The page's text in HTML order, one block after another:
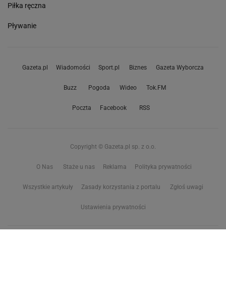
Piłka ręczna
Pływanie
Gazeta.pl Wiadomości Sport.pl Biznes Gazeta Wyborcza
Buzz Pogoda Wideo Tok.FM
Poczta Facebook RSS
Copyright © Gazeta.pl sp. z o.o.
O Nas Staże u nas Reklama Polityka prywatności
Wszystkie artykuły Zasady korzystania z portalu Zgłoś uwagi
Ustawienia prywatności